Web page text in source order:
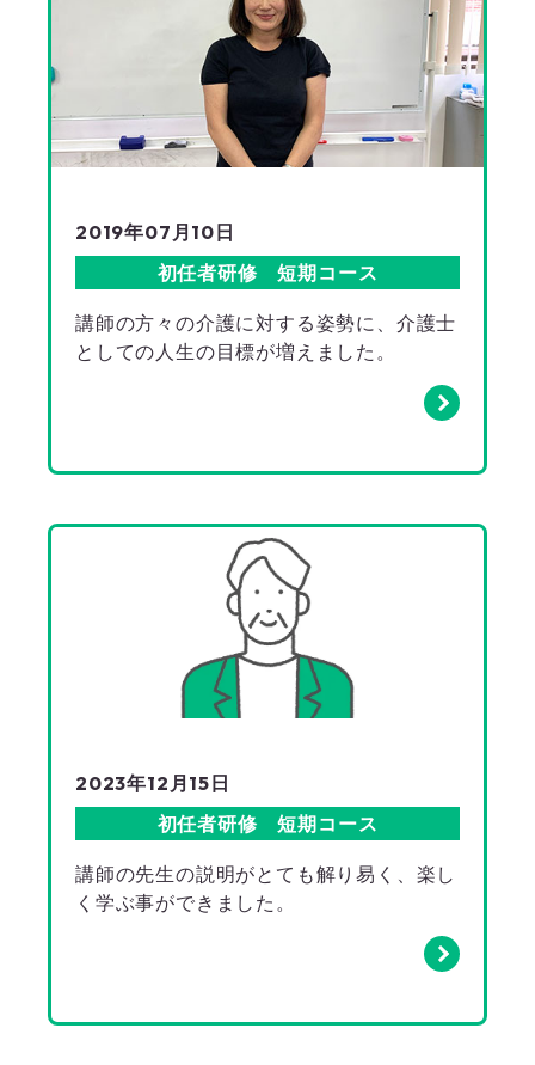
2019年07月10日
初任者研修 短期コース
講師の方々の介護に対する姿勢に、介護士
としての人生の目標が増えました。
2023年12月15日
初任者研修 短期コース
講師の先生の説明がとても解り易く、楽し
く学ぶ事ができました。